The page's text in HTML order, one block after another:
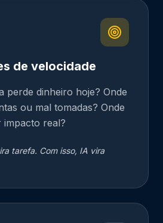
de velocidade
perde dinheiro hoje? Onde
ou mal tomadas? Onde
real?
tarefa. Com isso, IA vira